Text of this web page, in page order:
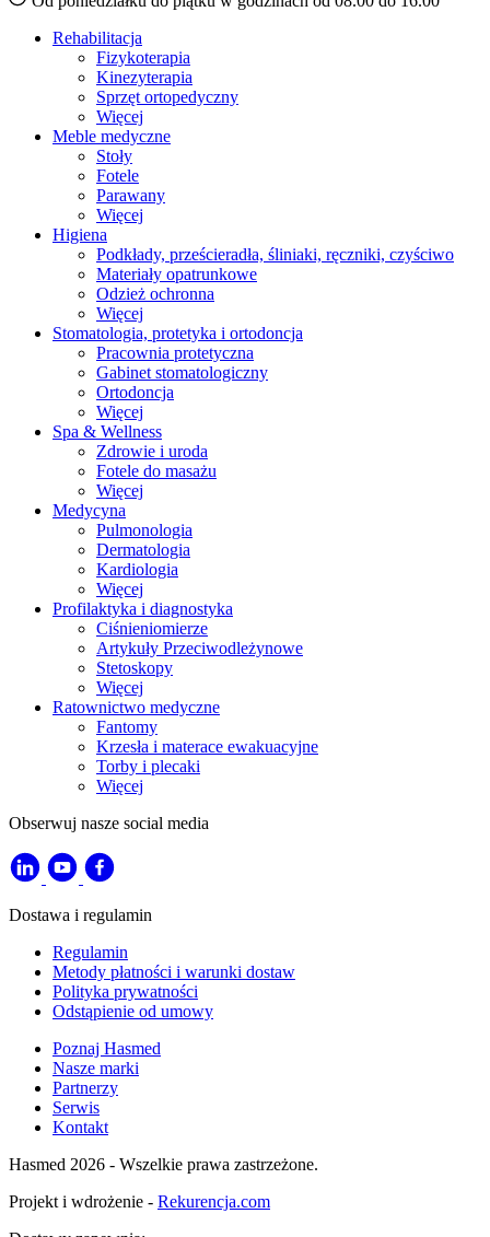
Rehabilitacja
Fizykoterapia
Kinezyterapia
Sprzęt ortopedyczny
Więcej
Meble medyczne
Stoły
Fotele
Parawany
Więcej
Higiena
Podkłady, prześcieradła, śliniaki, ręczniki, czyściwo
Materiały opatrunkowe
Odzież ochronna
Więcej
Stomatologia, protetyka i ortodoncja
Pracownia protetyczna
Gabinet stomatologiczny
Ortodoncja
Więcej
Spa & Wellness
Zdrowie i uroda
Fotele do masażu
Więcej
Medycyna
Pulmonologia
Dermatologia
Kardiologia
Więcej
Profilaktyka i diagnostyka
Ciśnieniomierze
Artykuły Przeciwodleżynowe
Stetoskopy
Więcej
Ratownictwo medyczne
Fantomy
Krzesła i materace ewakuacyjne
Torby i plecaki
Więcej
Obserwuj nasze social media
Dostawa i regulamin
Regulamin
Metody płatności i warunki dostaw
Polityka prywatności
Odstąpienie od umowy
Poznaj Hasmed
Nasze marki
Partnerzy
Serwis
Kontakt
Hasmed 2026 - Wszelkie prawa zastrzeżone.
Projekt i wdrożenie - Rekurencja.com